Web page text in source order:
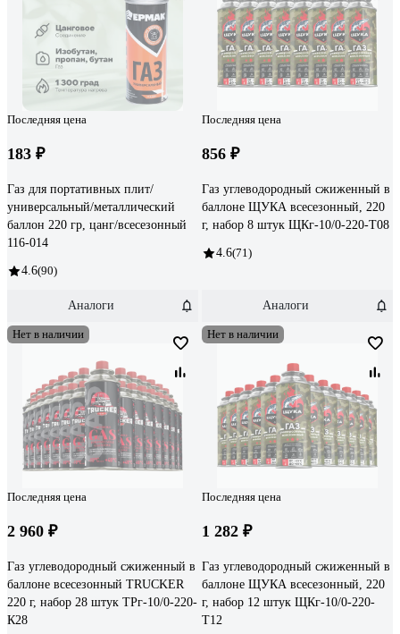
Последняя цена
183 ₽
Газ для портативных плит/
универсальный/металлический
баллон 220 гр, цанг/всесезонный
116-014
4.6(90)
Аналоги
Последняя цена
856 ₽
Газ углеводородный сжиженный в
баллоне ЩУКА всесезонный, 220
г, набор 8 штук ЩКг-10/0-220-Т08
4.6(71)
Аналоги
Нет в наличии
Последняя цена
2 960 ₽
Газ углеводородный сжиженный в
баллоне всесезонный TRUCKER
220 г, набор 28 штук ТРг-10/0-220-
К28
Нет в наличии
Последняя цена
1 282 ₽
Газ углеводородный сжиженный в
баллоне ЩУКА всесезонный, 220
г, набор 12 штук ЩКг-10/0-220-
Т12